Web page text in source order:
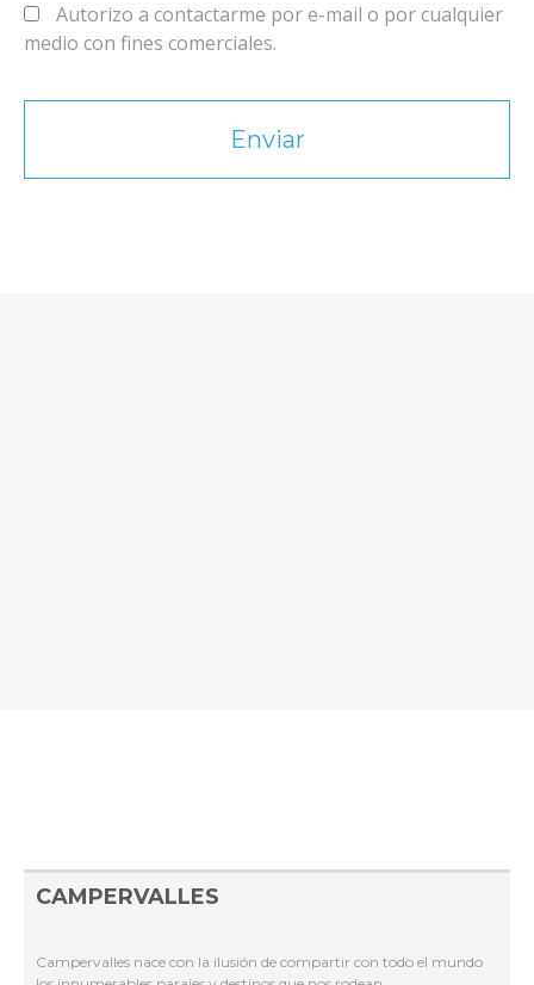
Autorizo a contactarme por e-mail o por cualquier
medio con fines comerciales.
CAMPERVALLES
Campervalles nace con la ilusión de compartir con todo el mundo